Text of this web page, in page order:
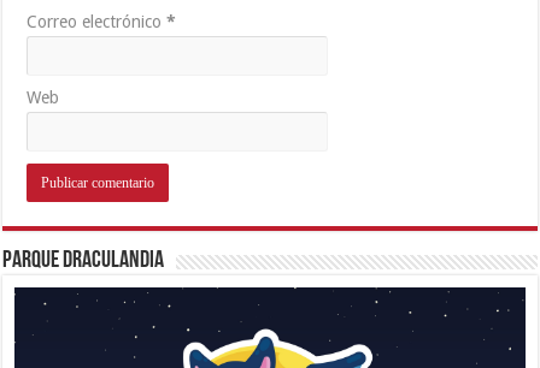
Correo electrónico*
Web
Parque Draculandia